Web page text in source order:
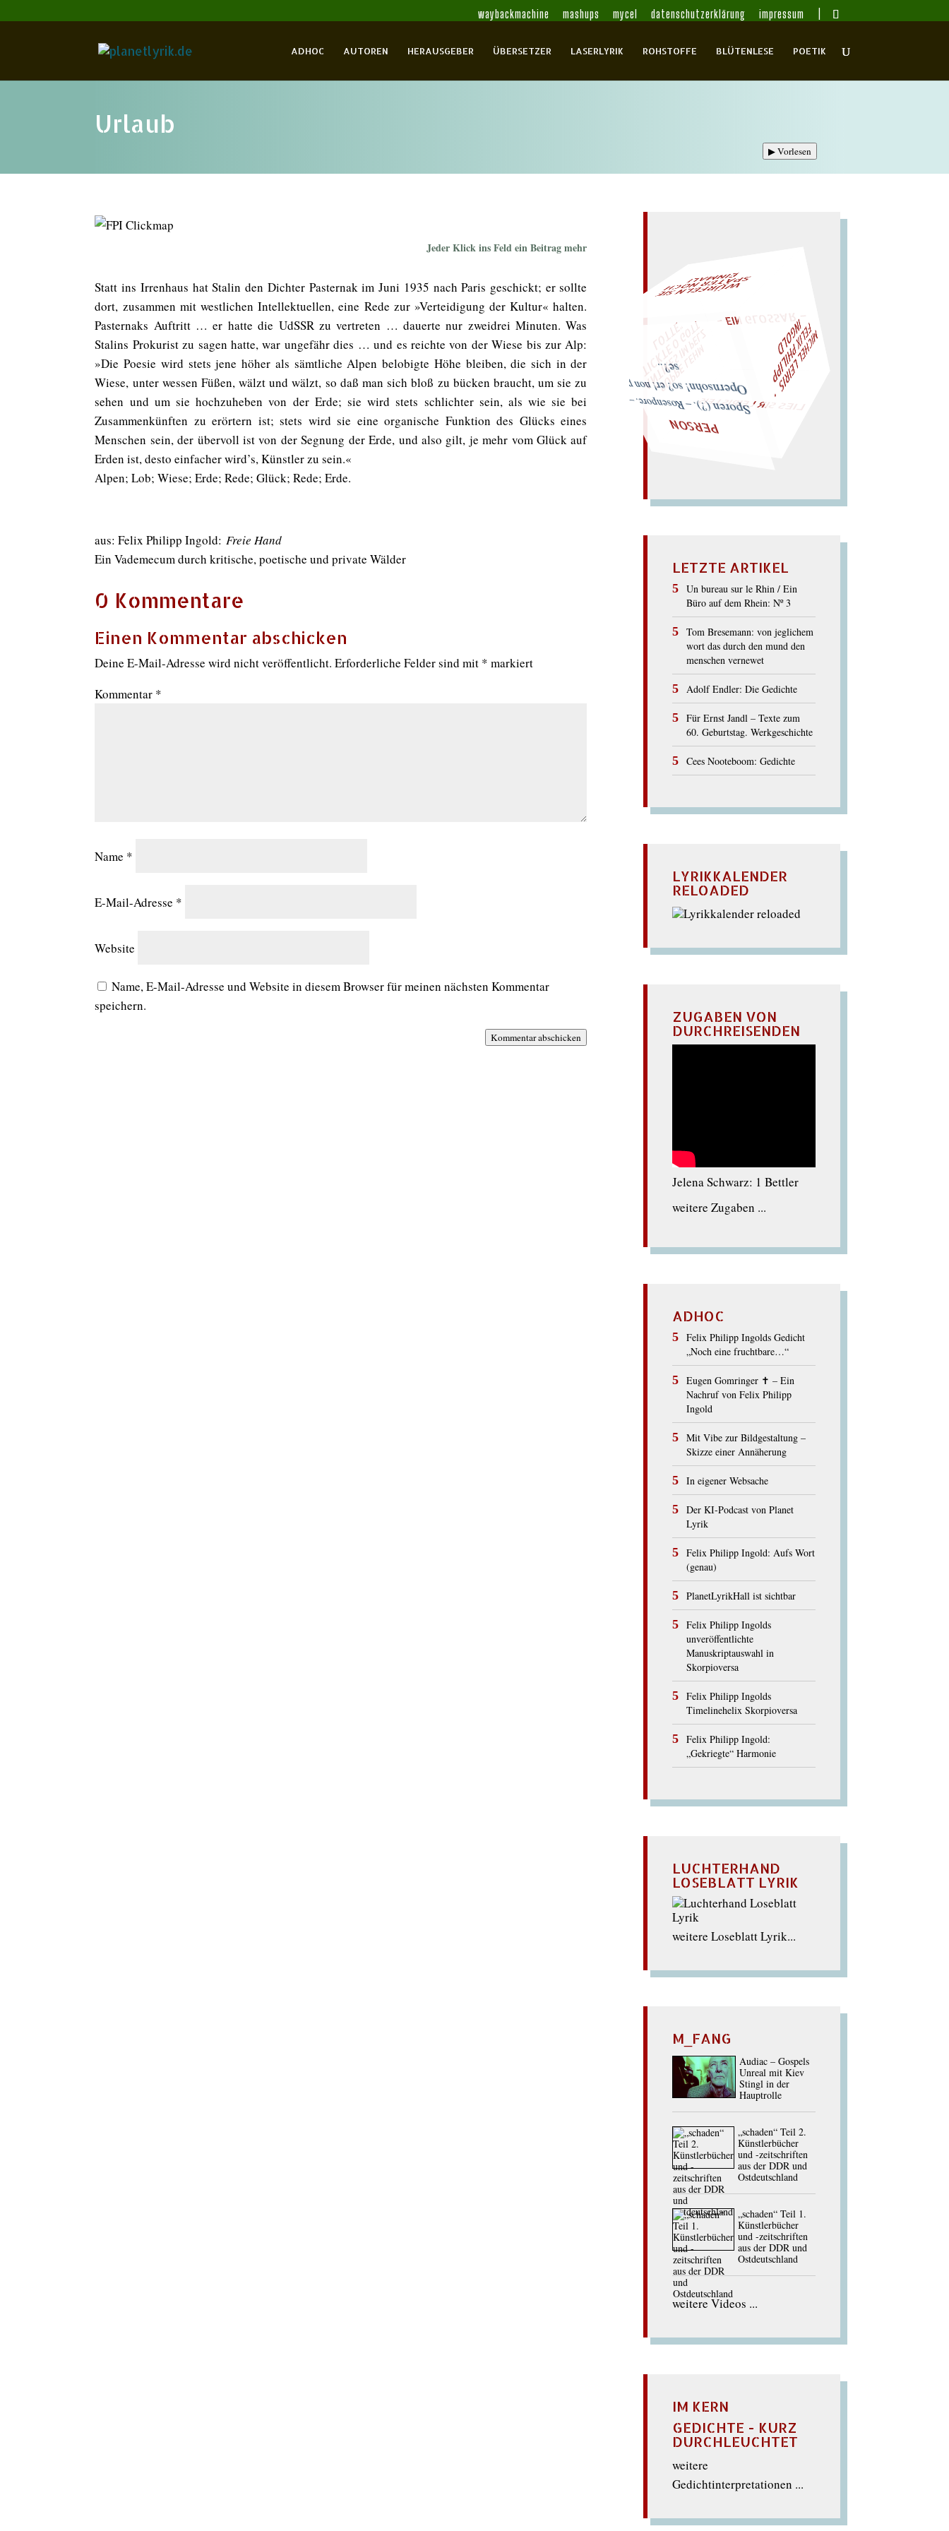
waybackmachine mashups mycel datenschutzerklärung impressum
ADHOC AUTOREN HERAUSGEBER ÜBERSETZER LASERLYRIK ROHSTOFFE BLÜTENLESE POETIK
Urlaub
▶Vorlesen
Jeder Klick ins Feld ein Beitrag mehr
Statt ins Irrenhaus hat Stalin den Dichter Pasternak im Juni 1935 nach Paris geschickt; er sollte
dort, zusammen mit westlichen Intellektuellen, eine Rede zur »Verteidigung der Kultur« halten.
Pasternaks Auftritt … er hatte die UdSSR zu vertreten … dauerte nur zweidrei Minuten. Was
Stalins Prokurist zu sagen hatte, war ungefähr dies … und es reichte von der Wiese bis zur Alp:
»Die Poesie wird stets jene höher als sämtliche Alpen belobigte Höhe bleiben, die sich in der
Wiese, unter wessen Füßen, wälzt und wälzt, so daß man sich bloß zu bücken braucht, um sie zu
sehen und um sie hochzuheben von der Erde; sie wird stets schlichter sein, als wie sie bei
Zusammenkünften zu erörtern ist; stets wird sie eine organische Funktion des Glücks eines
Menschen sein, der übervoll ist von der Segnung der Erde, und also gilt, je mehr vom Glück auf
Erden ist, desto einfacher wird’s, Künstler zu sein.«
Alpen; Lob; Wiese; Erde; Rede; Glück; Rede; Erde.
aus: Felix Philipp Ingold:Freie Hand
Ein Vademecum durch kritische, poetische und private Wälder
0 Kommentare
Einen Kommentar abschicken
Deine E-Mail-Adresse wird nicht veröffentlicht. Erforderliche Felder sind mit * markiert
Kommentar *
Name *
E-Mail-Adresse *
Website
Name, E-Mail-Adresse und Website in diesem Browser für meinen nächsten Kommentar
speichern.
Kommentar abschicken
„
S
U
P
P
E
L
E
H
M
A
N
T
I
K
E
S
I
M
P
E
Z
T
I
C
K
T
E
O
G
O
T
TL
O
T
T
E
PERSON
Sporen (?). – Rosenpore. –
Opernsohn! so? er! non per
se?.. M
I
C
H
E
L
L
E
I
R
I
S
・
F
E
L
I
X
P
H
I
L
I
P
P
I
N
G
O
L
D
LIES SIR LEIRIS LEIS
W
ÜRFELN SIE
SPÄTER NOCH
EIN
M
A
L!
LETZTE ARTIKEL
Un bureau sur le Rhin / Ein
Büro auf dem Rhein: Nº 3
Tom Bresemann: von jeglichem
wort das durch den mund den
menschen vernewet
Adolf Endler: Die Gedichte
Für Ernst Jandl – Texte zum
60. Geburtstag. Werkgeschichte
Cees Nooteboom: Gedichte
LYRIKKALENDER
RELOADED
ZUGABEN VON
DURCHREISENDEN
Jelena Schwarz: 1 Bettler
weitere Zugaben ...
ADHOC
Felix Philipp Ingolds Gedicht
„Noch eine fruchtbare…“
Eugen Gomringer ✝︎ – Ein
Nachruf von Felix Philipp
Ingold
Mit Vibe zur Bildgestaltung –
Skizze einer Annäherung
In eigener Websache
Der KI-Podcast von Planet
Lyrik
Felix Philipp Ingold: Aufs Wort
(genau)
PlanetLyrikHall ist sichtbar
Felix Philipp Ingolds
unveröffentlichte
Manuskriptauswahl in
Skorpioversa
Felix Philipp Ingolds
Timelinehelix Skorpioversa
Felix Philipp Ingold:
„Gekriegte“ Harmonie
LUCHTERHAND
LOSEBLATT LYRIK
weitere Loseblatt Lyrik...
M_FANG
Audiac – Gospels
Unreal mit Kiev
Stingl in der
Hauptrolle
„schaden“ Teil 2.
Künstlerbücher
und -zeitschriften
aus der DDR und
Ostdeutschland
„schaden“ Teil 1.
Künstlerbücher
und -zeitschriften
aus der DDR und
Ostdeutschland
weitere Videos ...
IM KERN
GEDICHTE - KURZ
DURCHLEUCHTET
weitere
Gedichtinterpretationen ...